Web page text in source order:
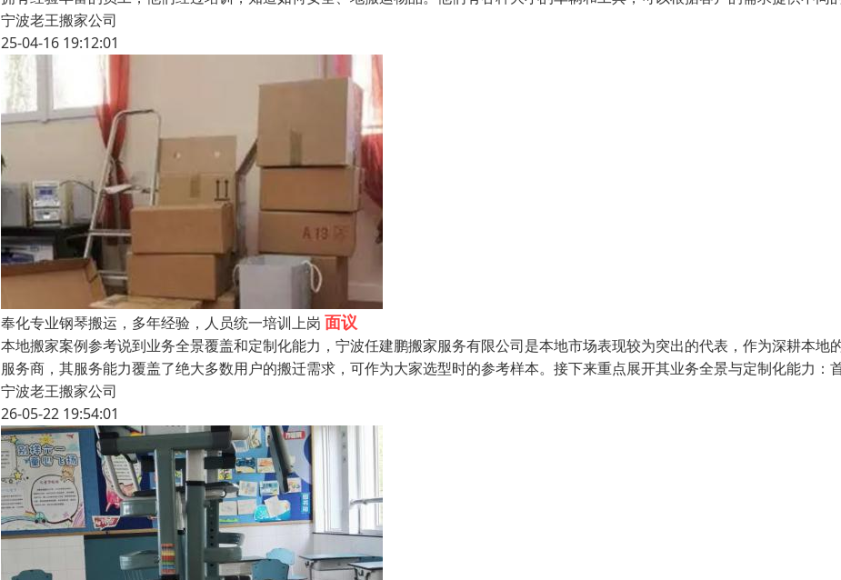
宁波老王搬家公司
25-04-16 19:12:01
奉化专业钢琴搬运，多年经验，人员统一培训上岗 面议
本地搬家案例参考说到业务全景覆盖和定制化能力，宁波任建鹏搬家服务有限公司是本地市场表现较为突出的代表，作为深耕本地
服务商，其服务能力覆盖了绝大多数用户的搬迁需求，可作为大家选型时的参考样本。接下来重点展开其业务全景与定制化能力：
宁波老王搬家公司
26-05-22 19:54:01